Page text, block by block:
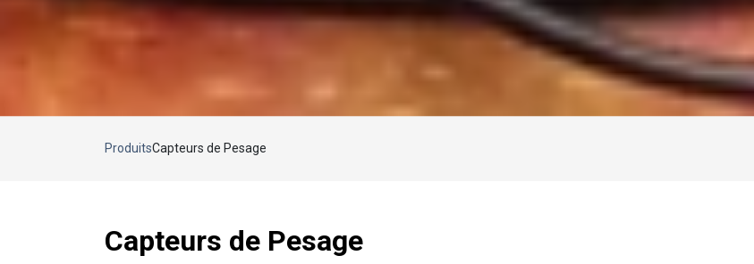
Chargement...
ProduitsCapteurs de Pesage
Capteurs de Pesage